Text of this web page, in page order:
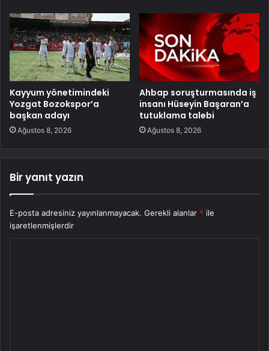
Kayyum yönetimindeki
Yozgat Bozokspor’a
başkan adayı
Ağustos 8, 2026
Ahbap soruşturmasında iş
insanı Hüseyin Başaran’a
tutuklama talebi
Ağustos 8, 2026
Bir yanıt yazın
E-posta adresiniz yayınlanmayacak. Gerekli alanlar * ile
işaretlenmişlerdir